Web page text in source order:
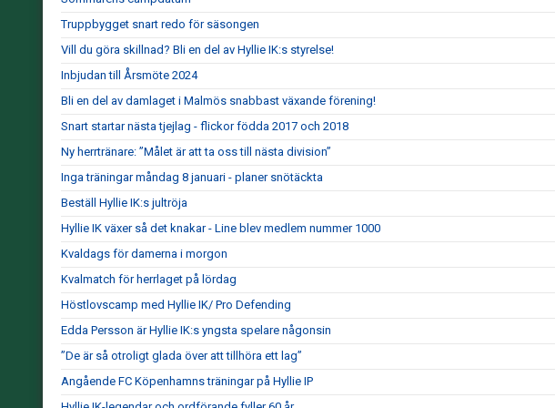
Truppbygget snart redo för säsongen
Vill du göra skillnad? Bli en del av Hyllie IK:s styrelse!
Inbjudan till Årsmöte 2024
Bli en del av damlaget i Malmös snabbast växande förening!
Snart startar nästa tjejlag - flickor födda 2017 och 2018
Ny herrtränare: ”Målet är att ta oss till nästa division”
Inga träningar måndag 8 januari - planer snötäckta
Beställ Hyllie IK:s jultröja
Hyllie IK växer så det knakar - Line blev medlem nummer 1000
Kvaldags för damerna i morgon
Kvalmatch för herrlaget på lördag
Höstlovscamp med Hyllie IK/ Pro Defending
Edda Persson är Hyllie IK:s yngsta spelare någonsin
”De är så otroligt glada över att tillhöra ett lag”
Angående FC Köpenhamns träningar på Hyllie IP